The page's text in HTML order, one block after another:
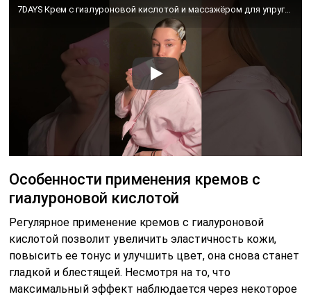
7DAYS Крем с гиалуроновой кислотой и массажёром для упругой кожи #my7days #кремдлялица
Особенности применения кремов с
гиалуроновой кислотой
Регулярное применение кремов с гиалуроновой
кислотой позволит увеличить эластичность кожи,
повысить ее тонус и улучшить цвет, она снова станет
гладкой и блестящей. Несмотря на то, что
максимальный эффект наблюдается через некоторое